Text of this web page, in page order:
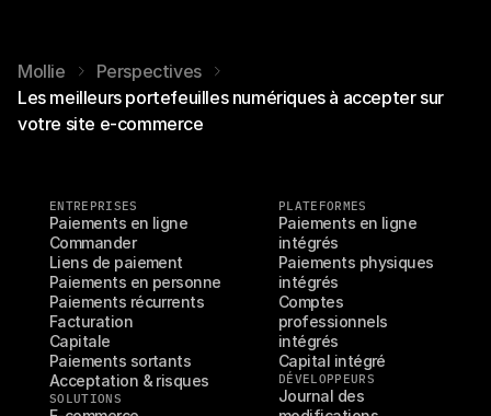
Mollie
Perspectives
Les meilleurs portefeuilles numériques à accepter sur
votre site e-commerce
ENTREPRISES
Paiements en ligne
Commander
Liens de paiement
Paiements en personne
Paiements récurrents
Facturation
Capitale
Paiements sortants
Acceptation & risques
SOLUTIONS
PLATEFORMES
Paiements en ligne
intégrés
Paiements physiques
intégrés
Comptes
professionnels
intégrés
Capital intégré
DÉVELOPPEURS
Journal des